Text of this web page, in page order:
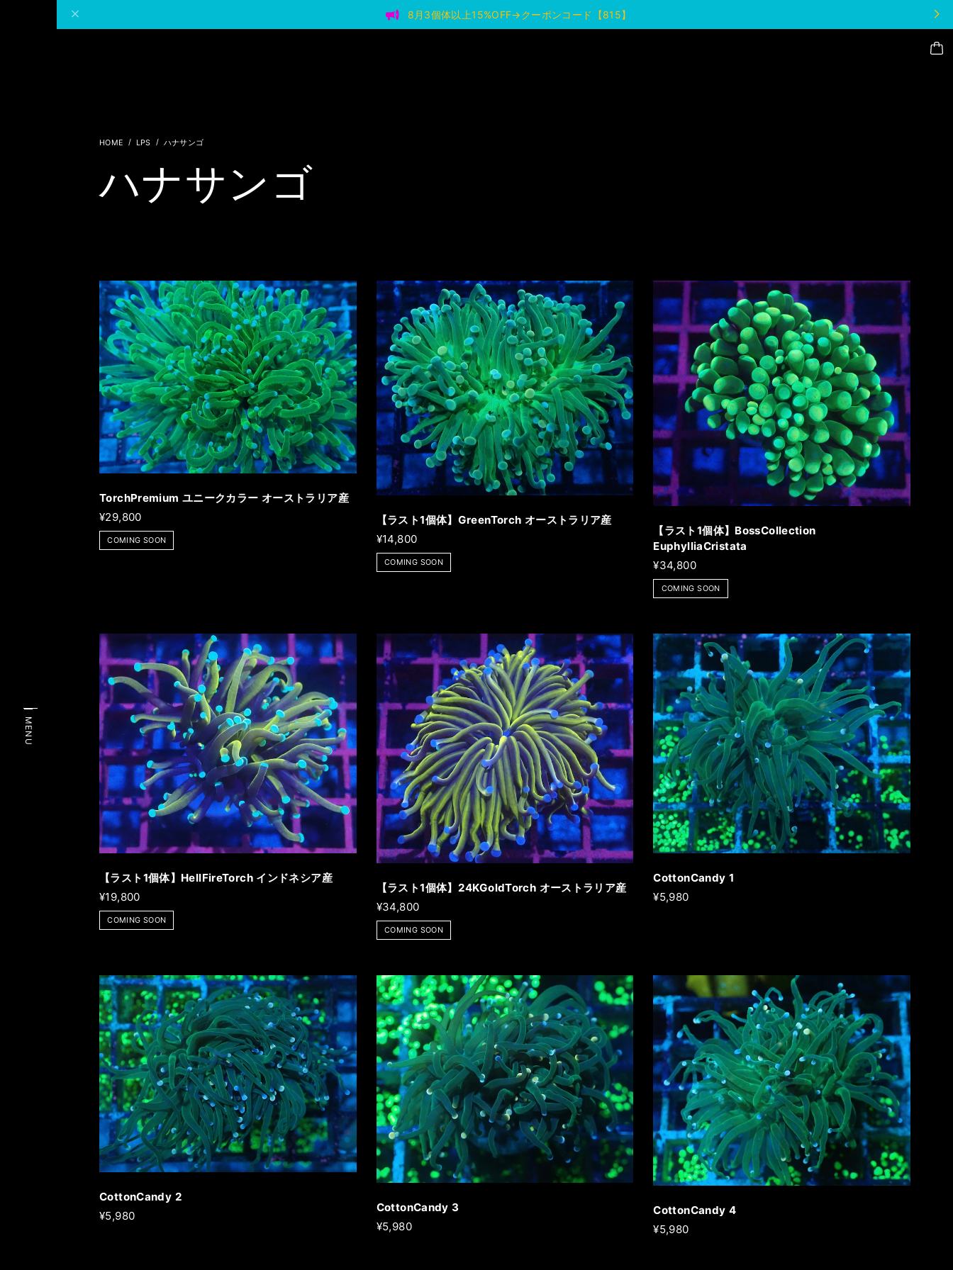
MENU
8月3個体以上15%OFF→クーポンコード【815】
LPS ハナサンゴ
ハナサンゴ
TorchPremium ユニークカラー オーストラリア産
¥29,800
COMING SOON
【ラスト1個体】GreenTorch オーストラリア産
¥14,800
COMING SOON
【ラスト1個体】BossCollection
EuphylliaCristata
¥34,800
COMING SOON
【ラスト1個体】HellFireTorch インドネシア産
¥19,800
COMING SOON
【ラスト1個体】24KGoldTorch オーストラリア産
¥34,800
COMING SOON
CottonCandy 1
¥5,980
CottonCandy 2
¥5,980
CottonCandy 3
¥5,980
CottonCandy 4
¥5,980